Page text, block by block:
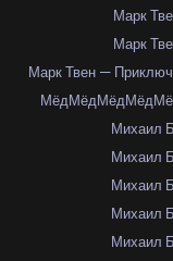
Марк
Марк
Марк Твен —
МёдМёдМёдМёд
Михаил
Михаил
Михаил
Михаил
Михаил